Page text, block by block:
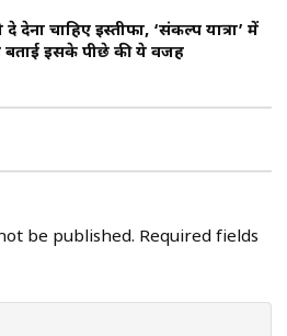
चाहिए इस्तीफा, ‘संकल्प यात्रा’ में
इसके पीछे की ये वजह
be published. Required fields